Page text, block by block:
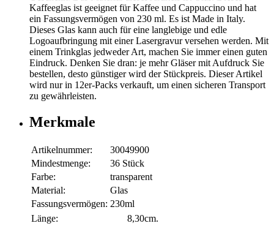
Kaffeeglas ist geeignet für Kaffee und Cappuccino und hat
ein Fassungsvermögen von 230 ml. Es ist Made in Italy.
Dieses Glas kann auch für eine langlebige und edle
Logoaufbringung mit einer Lasergravur versehen werden. Mit
einem Trinkglas jedweder Art, machen Sie immer einen guten
Eindruck. Denken Sie dran: je mehr Gläser mit Aufdruck Sie
bestellen, desto günstiger wird der Stückpreis. Dieser Artikel
wird nur in 12er-Packs verkauft, um einen sicheren Transport
zu gewährleisten.
Merkmale
Artikelnummer:
30049900
Mindestmenge:
36 Stück
Farbe:
transparent
Material:
Glas
Fassungsvermögen: 230ml
Länge:
8,30cm.